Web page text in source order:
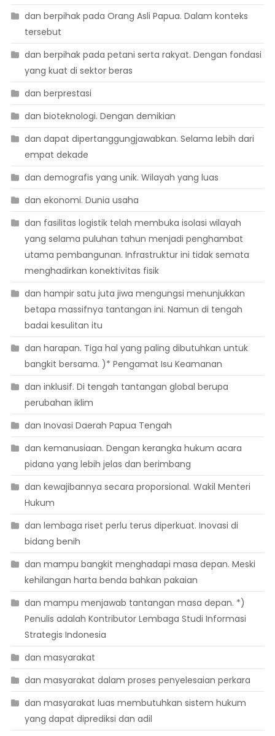
dan berpihak pada Orang Asli Papua. Dalam konteks
tersebut
dan berpihak pada petani serta rakyat. Dengan fondasi
yang kuat di sektor beras
dan berprestasi
dan bioteknologi. Dengan demikian
dan dapat dipertanggungjawabkan. Selama lebih dari
empat dekade
dan demografis yang unik. Wilayah yang luas
dan ekonomi. Dunia usaha
dan fasilitas logistik telah membuka isolasi wilayah
yang selama puluhan tahun menjadi penghambat
utama pembangunan. Infrastruktur ini tidak semata
menghadirkan konektivitas fisik
dan hampir satu juta jiwa mengungsi menunjukkan
betapa massifnya tantangan ini. Namun di tengah
badai kesulitan itu
dan harapan. Tiga hal yang paling dibutuhkan untuk
bangkit bersama. )* Pengamat Isu Keamanan
dan inklusif. Di tengah tantangan global berupa
perubahan iklim
dan Inovasi Daerah Papua Tengah
dan kemanusiaan. Dengan kerangka hukum acara
pidana yang lebih jelas dan berimbang
dan kewajibannya secara proporsional. Wakil Menteri
Hukum
dan lembaga riset perlu terus diperkuat. Inovasi di
bidang benih
dan mampu bangkit menghadapi masa depan. Meski
kehilangan harta benda bahkan pakaian
dan mampu menjawab tantangan masa depan. *)
Penulis adalah Kontributor Lembaga Studi Informasi
Strategis Indonesia
dan masyarakat
dan masyarakat dalam proses penyelesaian perkara
dan masyarakat luas membutuhkan sistem hukum
yang dapat diprediksi dan adil